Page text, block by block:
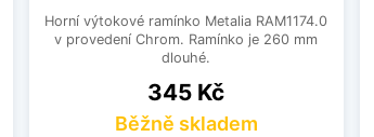
Horní výtokové ramínko Metalia RAM1174.0
v provedení Chrom. Ramínko je 260 mm
dlouhé.
Cena
345 Kč
Běžně skladem